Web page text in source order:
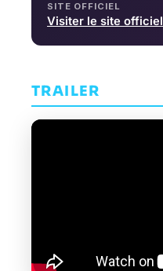
SITE OFFICIEL
Visiter le site officiel
TRAILER